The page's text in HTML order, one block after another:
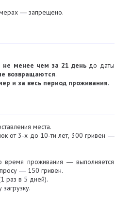
― запрещено.
не менее чем за 21 день до даты
возвращаются.
и за весь период проживания.
места.
от 3-х до 10-ти лет, 300 гривен ―
время проживания ― выполняется
― 150 гривен.
раз в 5 дней).